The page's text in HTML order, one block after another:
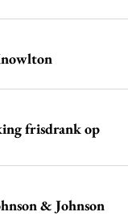
frisdrank op
& Johnson